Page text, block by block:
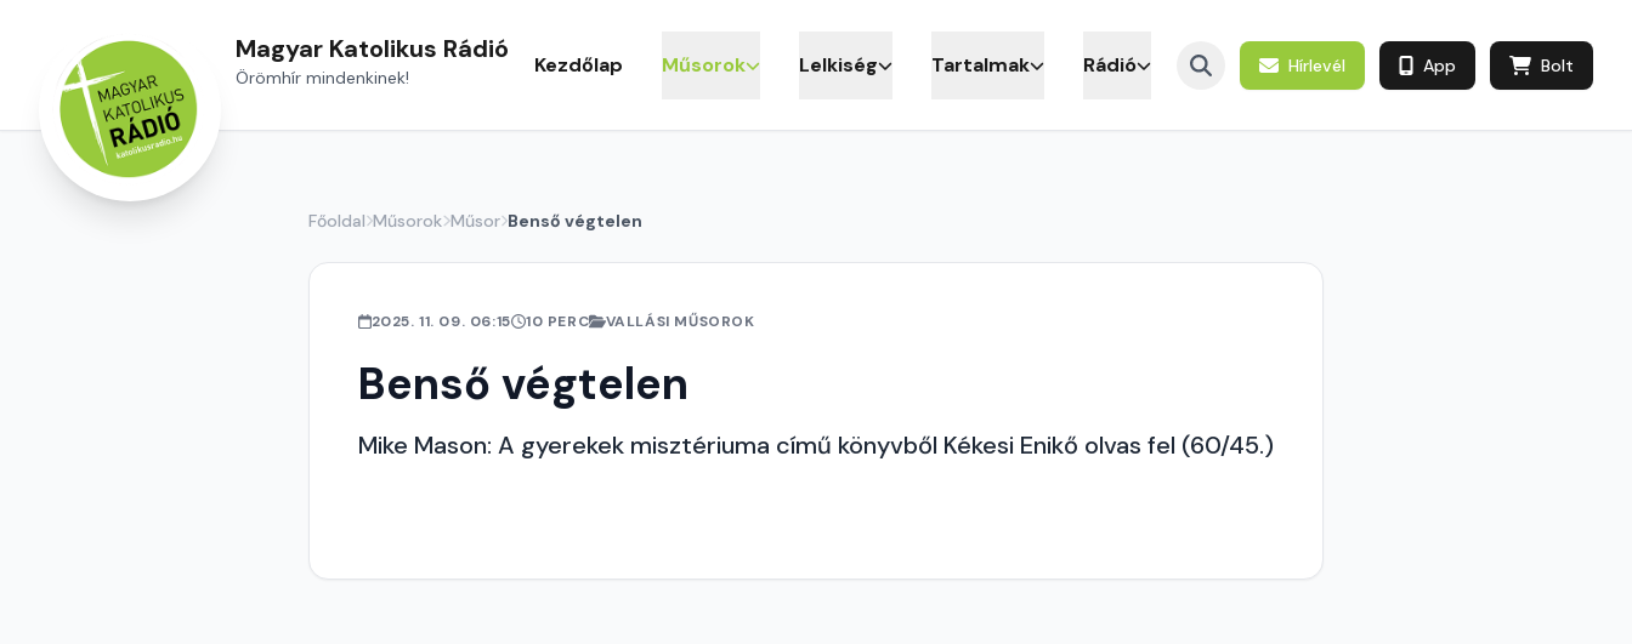
Magyar Katolikus Rádió
Örömhír mindenkinek! Kezdőlap Műsorok Lelkiség Tartalmak Rádió Hírlevél App Bolt
Főoldal Műsorok Műsor Benső végtelen
2025. 11. 09. 06:15 10 PERC VALLÁSI MŰSOROK
Benső végtelen
Mike Mason: A gyerekek misztériuma című könyvből Kékesi Enikő olvas fel (60/45.)